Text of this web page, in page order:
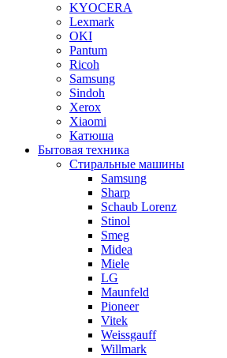
KYOCERA
Lexmark
OKI
Pantum
Ricoh
Samsung
Sindoh
Xerox
Xiaomi
Катюша
Бытовая техника
Стиральные машины
Samsung
Sharp
Schaub Lorenz
Stinol
Smeg
Midea
Miele
LG
Maunfeld
Pioneer
Vitek
Weissgauff
Willmark